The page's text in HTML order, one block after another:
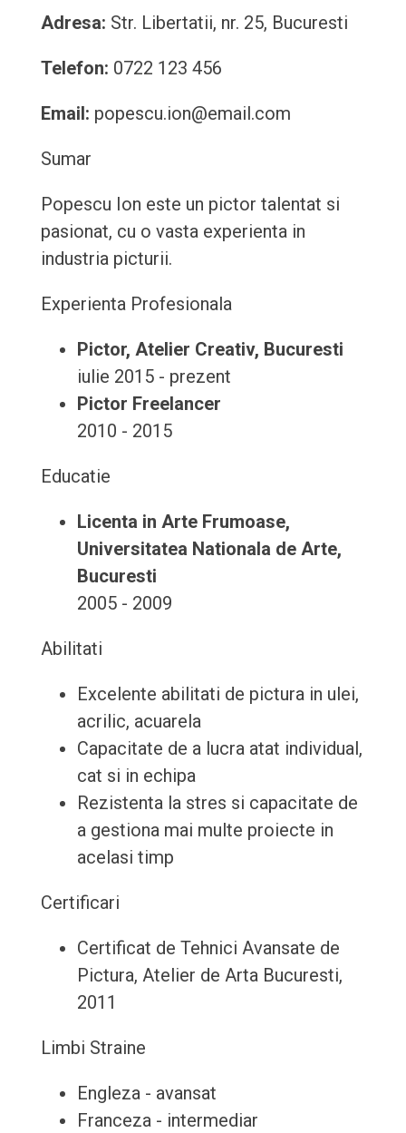
Adresa: Str. Libertatii, nr. 25, Bucuresti
Telefon: 0722 123 456
Email: popescu.ion@email.com
Sumar
Popescu Ion este un pictor talentat si
pasionat, cu o vasta experienta in
industria picturii.
Experienta Profesionala
Pictor, Atelier Creativ, Bucuresti
iulie 2015 - prezent
Pictor Freelancer
2010 - 2015
Educatie
Licenta in Arte Frumoase,
Universitatea Nationala de Arte,
Bucuresti
2005 - 2009
Abilitati
Excelente abilitati de pictura in ulei,
acrilic, acuarela
Capacitate de a lucra atat individual,
cat si in echipa
Rezistenta la stres si capacitate de
a gestiona mai multe proiecte in
acelasi timp
Certificari
Certificat de Tehnici Avansate de
Pictura, Atelier de Arta Bucuresti,
2011
Limbi Straine
Engleza - avansat
Franceza - intermediar